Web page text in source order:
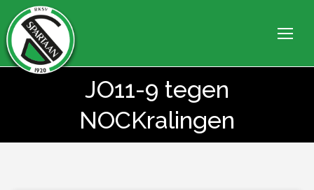
JO11-9 tegen
NOCKralingen
Je bent hier: